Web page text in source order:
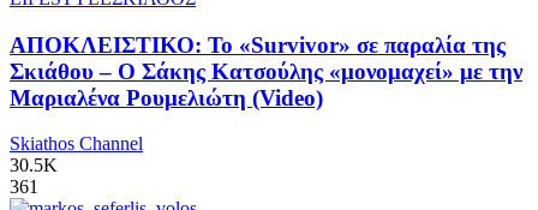
ΑΠΟΚΛΕΙΣΤΙΚΟ: Το «Survivor» σε παραλία της
Σκιάθου – Ο Σάκης Κατσούλης «μονομαχεί» με την
Μαριαλένα Ρουμελιώτη (Video)
Skiathos Channel
30.5K
361